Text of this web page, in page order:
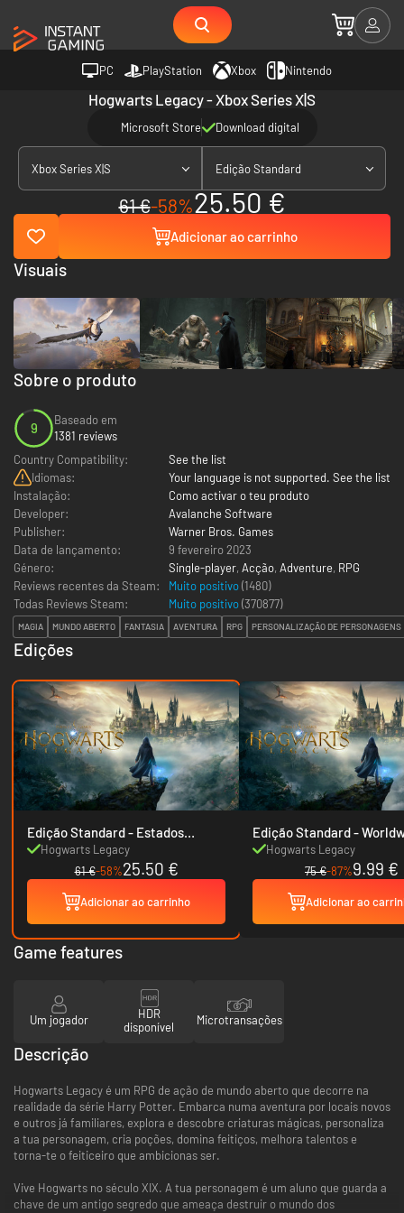
PC PlayStation Xbox Nintendo
Hogwarts Legacy - Xbox Series X|S
Microsoft Store Download digital
Xbox Series X|S Edição Standard
61 €-58%25.50 €
Adicionar ao carrinho
Sobre o produto
9
Baseado em
1381 reviews
Country Compatibility:
See the list
Idiomas:
Your language is not supported. See the list
Instalação:
Como activar o teu produto
Developer:
Avalanche Software
Publisher:
Warner Bros. Games
Data de lançamento:
9 fevereiro 2023
Género:
Single-player, Acção, Adventure, RPG
Reviews recentes da Steam:
Muito positivo(1480)
Todas Reviews Steam:
Muito positivo(370877)
MAGIA MUNDO ABERTO FANTASIA AVENTURA RPG PERSONALIZAÇÃO DE PERSONAGENS
Edições
Edição Standard - Estados
Unidos
Hogwarts Legacy
61 €-58%25.50 €
Adicionar ao carrinho
Edição Standard -
Hogwarts Legacy
75 €-87%9.99 €
Adicionar ao
Visuais
Game features
Um jogador
HDR
disponível
Microtransações
Descrição
Hogwarts Legacy é um RPG de ação de mundo aberto que decorre na
realidade da série Harry Potter. Embarca numa aventura por locais novos
e outros já familiares, explora e descobre criaturas mágicas, personaliza
a tua personagem, cria poções, domina feitiços, melhora talentos e
torna-te o feiticeiro que ambicionas ser.
Vive Hogwarts no século XIX. A tua personagem é um aluno que guarda a
chave de um antigo segredo que ameaça destruir o mundo dos